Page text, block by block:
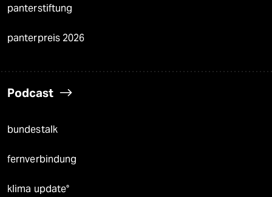
panterstiftung
panterpreis 2026
Podcast
bundestalk
fernverbindung
klima update°